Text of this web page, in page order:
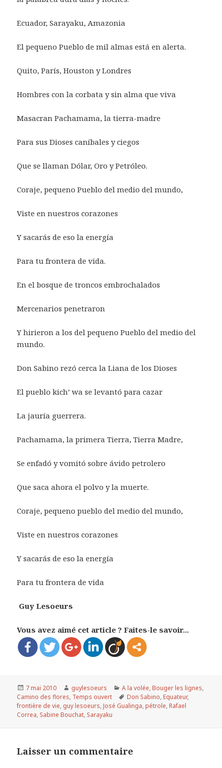
Ecuador, Sarayaku, Amazonia
El pequeno Pueblo de mil almas está en alerta.
Quito, París, Houston y Londres
Hombres con la corbata y sin alma que viva
Masacran Pachamama, la tierra-madre
Para sus Dioses caníbales y ciegos
Que se llaman Dólar, Oro y Petróleo.
Coraje, pequeno Pueblo del medio del mundo,
Viste en nuestros corazones
Y sacarás de eso la energía
Para tu frontera de vida.
En el bosque de troncos embrochalados
Mercenarios penetraron
Y hirieron a los del pequeno Pueblo del medio del
mundo.
Don Sabino rezó cerca la Liana de los Dioses
El pueblo kich’ wa se levantó para cazar
La jauría guerrera.
Pachamama, la primera Tierra, Tierra Madre,
Se enfadó y vomitó sobre ávido petrolero
Que saca ahora el polvo y la muerte.
Coraje, pequeno pueblo del medio del mundo,
Viste en nuestros corazones
Y sacarás de eso la energía
Para tu frontera de vida
Guy Lesoeurs
Vous avez aimé cet article ? Faites-le savoir...
Publié
le
7 mai 2010 Auteur
guylesoeurs Catégories
A la volée,Bouger les lignes,
Camino des flores, Temps ouvert
Mots-
clés
Don Sabino,Equateur,
frontière de vie, guy lesoeurs,José Gualinga,pétrole,Rafael
Correa, Sabine Bouchat, Sarayaku
Laisser un commentaire